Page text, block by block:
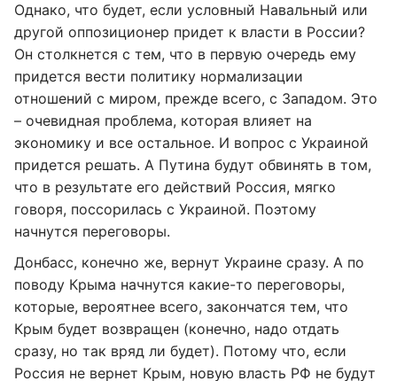
Однако, что будет, если условный Навальный или
другой оппозиционер придет к власти в России?
Он столкнется с тем, что в первую очередь ему
придется вести политику нормализации
отношений с миром, прежде всего, с Западом. Это
– очевидная проблема, которая влияет на
экономику и все остальное. И вопрос с Украиной
придется решать. А Путина будут обвинять в том,
что в результате его действий Россия, мягко
говоря, поссорилась с Украиной. Поэтому
начнутся переговоры.
Донбасс, конечно же, вернут Украине сразу. А по
поводу Крыма начнутся какие-то переговоры,
которые, вероятнее всего, закончатся тем, что
Крым будет возвращен (конечно, надо отдать
сразу, но так вряд ли будет). Потому что, если
Россия не вернет Крым, новую власть РФ не будут